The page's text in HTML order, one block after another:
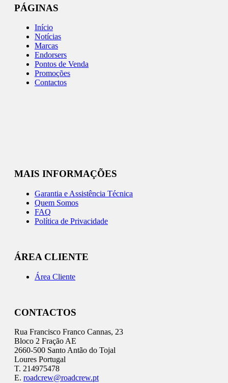
PÁGINAS
Início
Notícias
Marcas
Endorsers
Pontos de Venda
Promoções
Contactos
MAIS INFORMAÇÕES
Garantia e Assistência Técnica
Quem Somos
FAQ
Política de Privacidade
ÁREA CLIENTE
Área Cliente
CONTACTOS
Rua Francisco Franco Cannas, 23
Bloco 2 Fração AE
2660-500 Santo Antão do Tojal
Loures Portugal
T. 214975478
E. roadcrew@roadcrew.pt